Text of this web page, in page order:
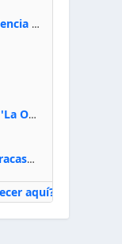
Papa León Xiv en la Audiencia General, 5-8-2026: «Dios en el primer puesto; la oración, nuestra primera obligación; la liturgia, la primera fuente de la vida divina que se nos comunica, la primera escuela de nuestra vida espiritual»
Tres horas atrapado con 'La Odisea' de Nolan
Lo que aprendimos del fracaso al emprender
aquí?